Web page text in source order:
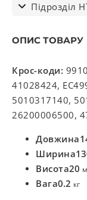
Підрозділ
ОПИС ТОВАРУ
Крос-коди:
41028424,
5010317140,
26200006500,
Довжина
Ширина
Висота20
Вага0.2 кг